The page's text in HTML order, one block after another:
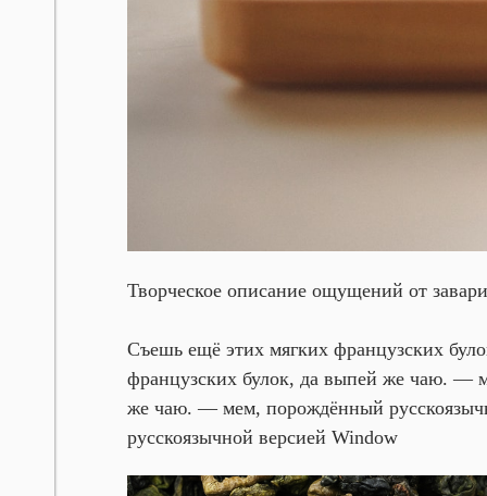
Творческое описание ощущений от
Съешь ещё этих мягких французских
французских булок, да выпей же чаю. —
же чаю. — мем, порождённый
русскоязычной версией Window